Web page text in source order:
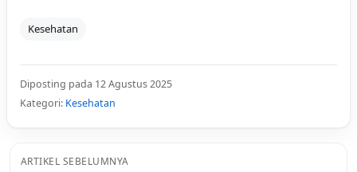
Kesehatan
Diposting pada 12 Agustus 2025
Kategori: Kesehatan
ARTIKEL SEBELUMNYA